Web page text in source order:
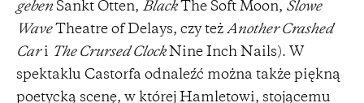
geben Sankt Otten, BlackThe Soft Moon, Slowe
WaveTheatre of Delays, czy też Another Crashed
Cari The Crursed ClockNine Inch Nails). W
spektaklu Castorfa odnaleźć można także piękną
poetycką scenę, w której Hamletowi, stojącemu